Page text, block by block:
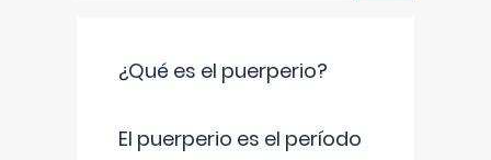
¿Qué es el puerperio?
El puerperio es el período